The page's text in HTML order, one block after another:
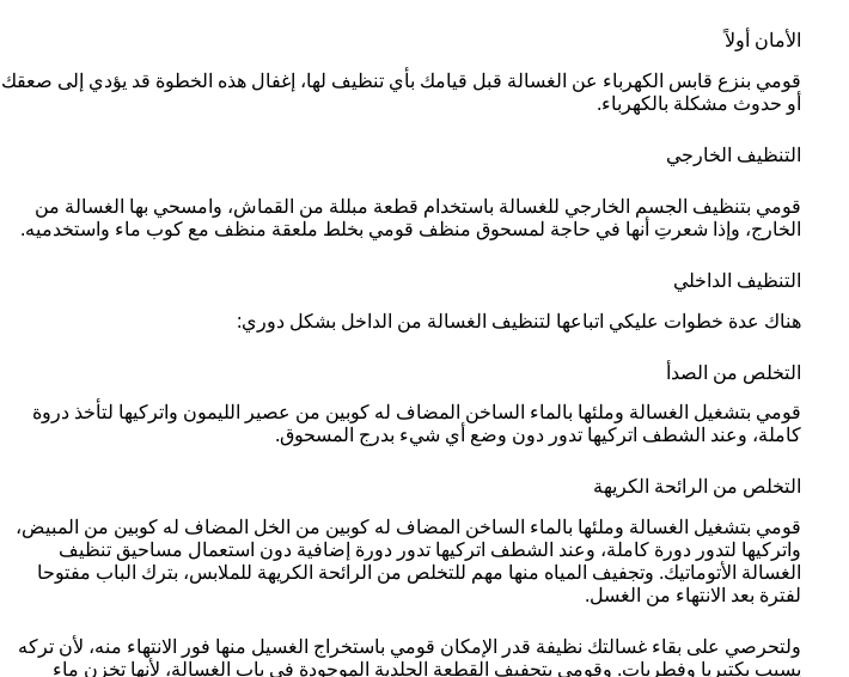
الأمان أولاً
قومي بنزع قابس الكهرباء عن الغسالة قبل قيامك بأي تنظيف لها، إغفال هذه الخطوة قد يؤدي إلى صعقك
أو حدوث مشكلة بالكهرباء.
التنظيف الخارجي
قومي بتنظيف الجسم الخارجي للغسالة باستخدام قطعة مبللة من القماش، وامسحي بها الغسالة من
الخارج، وإذا شعرتِ أنها في حاجة لمسحوق منظف قومي بخلط ملعقة منظف مع كوب ماء واستخدميه.
التنظيف الداخلي
هناك عدة خطوات عليكي اتباعها لتنظيف الغسالة من الداخل بشكل دوري:
التخلص من الصدأ
قومي بتشغيل الغسالة وملئها بالماء الساخن المضاف له كوبين من عصير الليمون واتركيها لتأخذ دروة
كاملة، وعند الشطف اتركيها تدور دون وضع أي شيء بدرج المسحوق.
التخلص من الرائحة الكريهة
قومي بتشغيل الغسالة وملئها بالماء الساخن المضاف له كوبين من الخل المضاف له كوبين من المبيض،
واتركيها لتدور دورة كاملة، وعند الشطف اتركيها تدور دورة إضافية دون استعمال مساحيق تنظيف
الغسالة الأتوماتيك. وتجفيف المياه منها مهم للتخلص من الرائحة الكريهة للملابس، بترك الباب مفتوحا
لفترة بعد الانتهاء من الغسل.
ولتحرصي على بقاء غسالتك نظيفة قدر الإمكان قومي باستخراج الغسيل منها فور الانتهاء منه، لأن تركه
يسبب بكتيريا وفطريات. وقومي بتجفيف القطعة الجلدية الموجودة في باب الغسالة، لأنها تخزن ماء